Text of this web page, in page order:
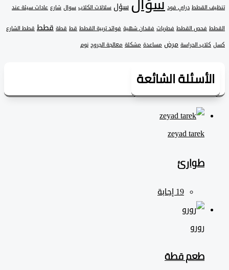
القطط دراي فود سؤالسؤل سلالات الكلاب سوال شارع عادات سيئة عند
فحص القطط فطريات فقدان شهية فوائد تربية القطط قط قطة قطط قطط الشارع
الحراسة مرض مساعدة مشكلة معالجة الجروح نوم
الشائعة
zeyad ‎tarek
طوارئ
طعم قطة